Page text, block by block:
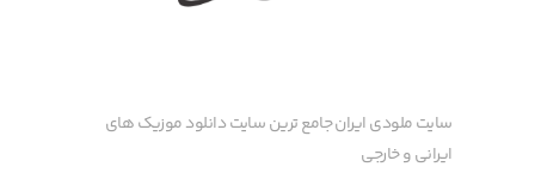
سایت ملودی ایران جامع ترین سایت دانلود موزیک های
ایرانی و خارجی